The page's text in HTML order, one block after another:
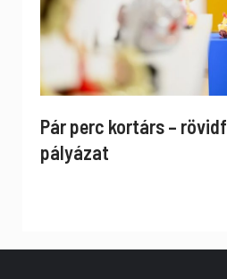
Pár perc kortárs –
pályázat